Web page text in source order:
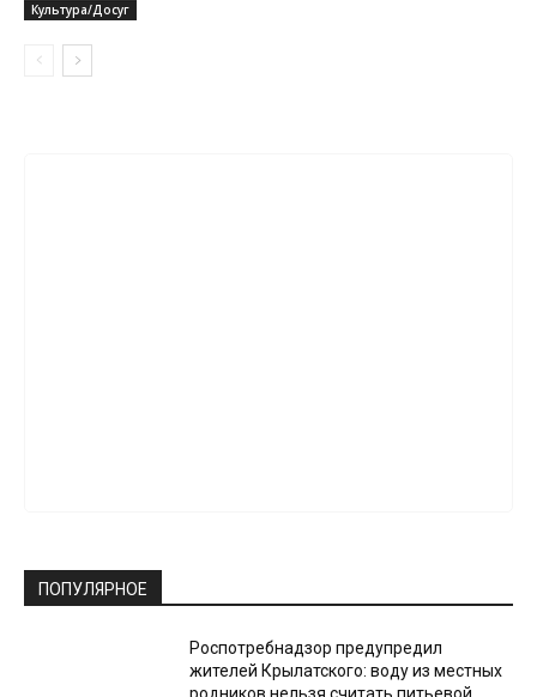
Культура/Досуг
ПОПУЛЯРНОЕ
Роспотребнадзор предупредил
жителей Крылатского: воду из местных